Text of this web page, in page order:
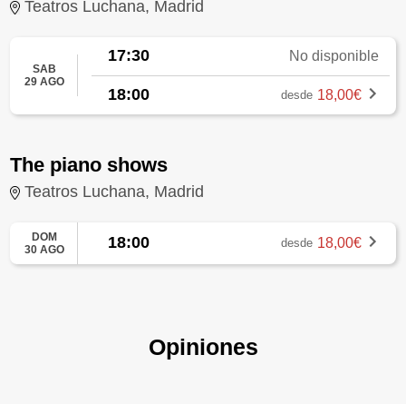
Teatros Luchana, Madrid
SAB
29 AGO
17:30 No disponible
18:00 desde 18,00€
The piano shows
Teatros Luchana, Madrid
DOM
30 AGO
18:00 desde 18,00€
Opiniones